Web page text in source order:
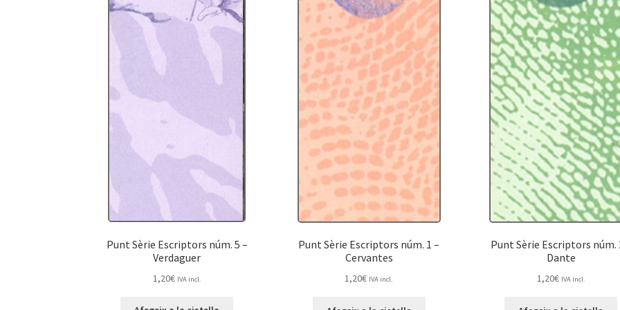
Punt Sèrie Escriptors núm. 5 –
Verdaguer
1,20€ IVA incl.
Punt Sèrie Escriptors núm. 1 –
Cervantes
1,20€ IVA incl.
Punt Sèrie Escriptors núm.
Dante
1,20€ IVA incl.